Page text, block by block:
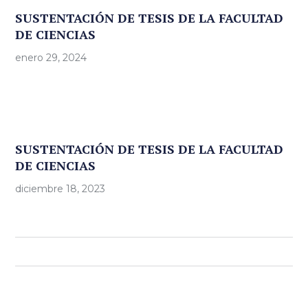
SUSTENTACIÓN DE TESIS DE LA FACULTAD
DE CIENCIAS
enero 29, 2024
SUSTENTACIÓN DE TESIS DE LA FACULTAD
DE CIENCIAS
diciembre 18, 2023